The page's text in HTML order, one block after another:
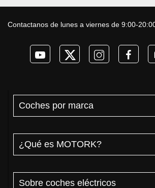
DM-i y EV con más
coches eléctricos y
PHEV 2026
Contactanos de lunes a viernes de 9:00-
Coches por marca
¿Qué es MOTORK?
Sobre coches eléctricos